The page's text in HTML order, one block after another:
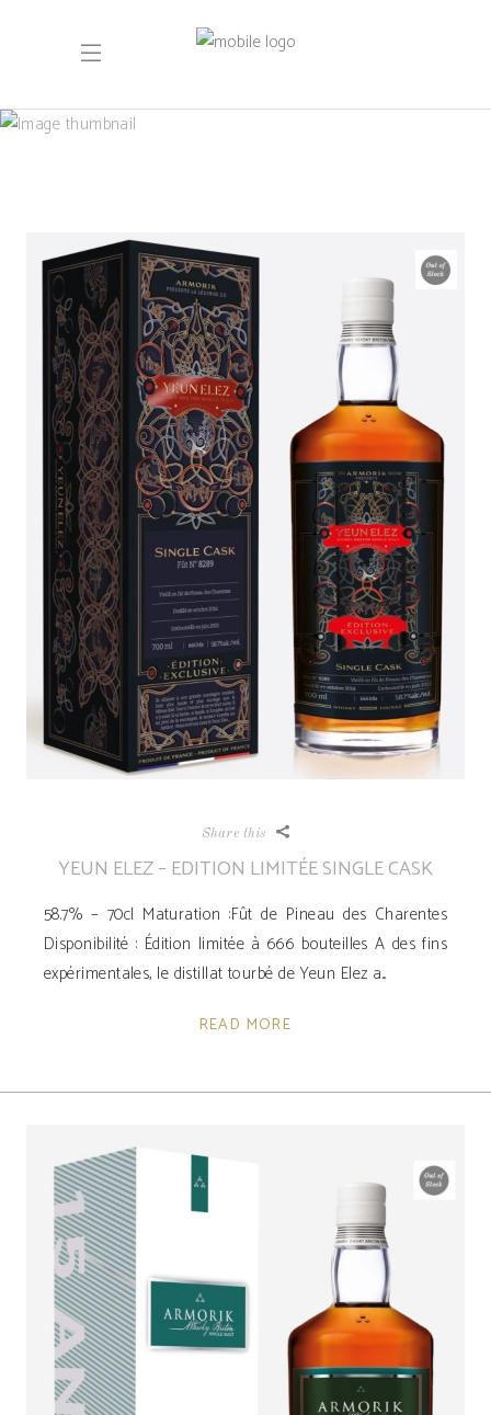
septembre 2022
Share this
YEUN ELEZ – EDITION LIMITÉE SINGLE CASK
58.7% – 70cl Maturation :Fût de Pineau des Charentes
Disponibilité ­: Édition limitée à 666 bouteilles A des fins
expérimentales, le distillat tourbé de Yeun Elez a
READ MORE